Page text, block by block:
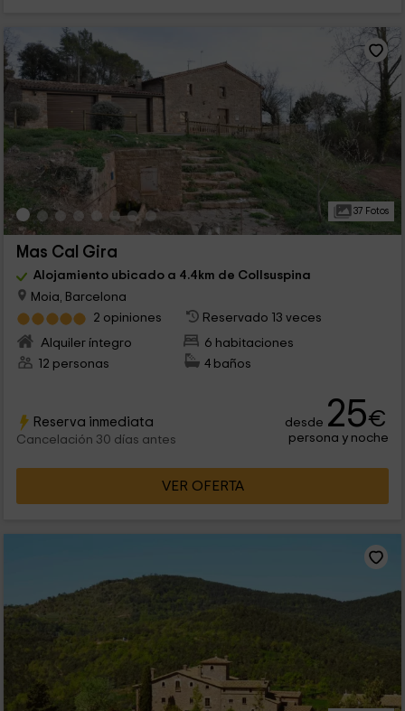
37 Fotos
Mas Cal Gira
Alojamiento ubicado a 4.4km de Collsuspina
Moia, Barcelona
2 opiniones
Reservado 13 veces
Alquiler íntegro
6 habitaciones
12 personas
4 baños
Reserva inmediata
Cancelación 30 días antes
desde 25€
persona y noche
VER OFERTA